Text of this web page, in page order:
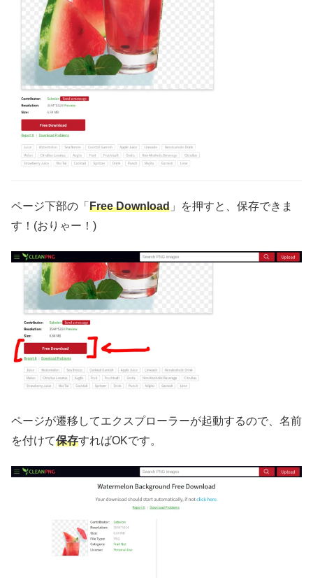
ページ下部の「 Free Download 」を押すと、保存できま
す！(おりゃー！)
ページが遷移してエクスプローラーが起動するので、名前
を付けて保存すればOKです。